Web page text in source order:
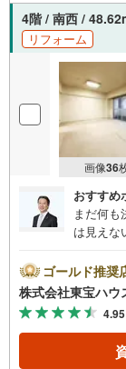
の見直し
す。■FP
ンシャル
用、相続
4階 / 南西 /
リフォーム
画像36
おすすめ
まだ何も
は見えな
とも包み
トを大切
報も含め
しょう。
産キャ
ボーナ
ゴールド推奨
株式会社東宝ハウ
4.95